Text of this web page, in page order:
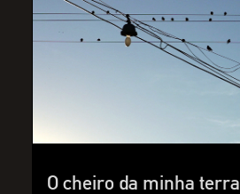
O cheiro da minha terra